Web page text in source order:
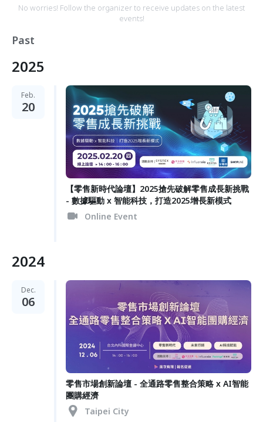
No worries! Follow the organizer to receive updates on the latest
events!
Past
2025
Feb.
20
【零售新時代論壇】2025搶先破解零售成長新挑戰
- 數據驅動 x 智能科技，打造2025增長新模式
Online Event
2024
Dec.
06
零售市場創新論壇 - 全通路零售整合策略 x AI智能
團購經濟
Taipei City